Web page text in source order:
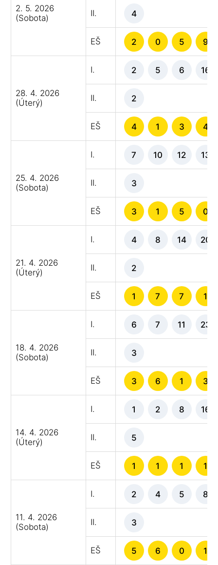
2. 5. 2026
(Sobota)
II. 4
EŠ 2 0 5 9
28. 4. 2026
(Úterý)
I. 2 5 6 16
II. 2
EŠ 4 1 3 4
25. 4. 2026
(Sobota)
I. 7 10 12 13
II. 3
EŠ 3 1 5 0
21. 4. 2026
(Úterý)
I. 4 8 14 20
II. 2
EŠ 1 7 7 1
18. 4. 2026
(Sobota)
I. 6 7 11 23
II. 3
EŠ 3 6 1 3
14. 4. 2026
(Úterý)
I. 1 2 8 16
II. 5
EŠ 1 1 1 1
11. 4. 2026
(Sobota)
I. 2 4 5 8
II. 3
EŠ 5 6 0 1